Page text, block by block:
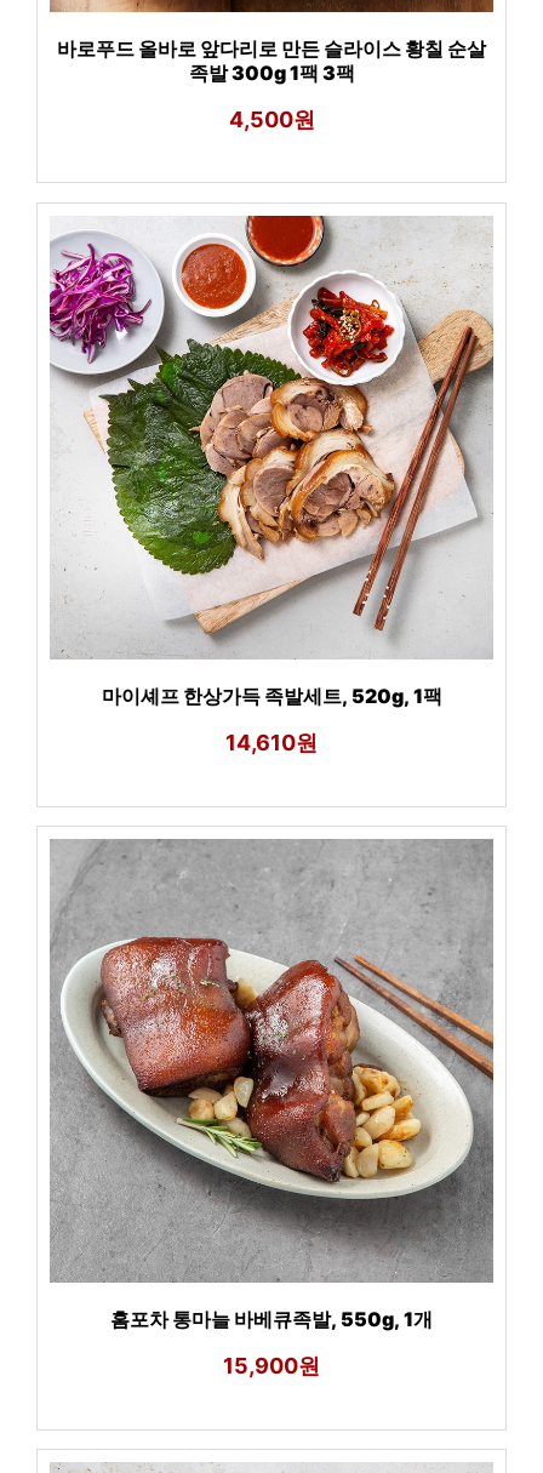
바로푸드 올바로 앞다리로 만든 슬라이스 황칠 순살
족발 300g 1팩 3팩
4,500원
마이셰프 한상가득 족발세트, 520g, 1팩
14,610원
홈포차 통마늘 바베큐족발, 550g, 1개
15,900원